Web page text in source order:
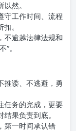
然。
守工作时间、流程
。
不逾越法律法规和
。
推诿、不逃避，勇
任务的完成，更要
果负责到底。
第一时间承认错